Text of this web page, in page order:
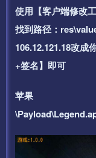
使用【客户端修改
找到路径：
106.12.121.18改成
+签名】即可
苹果